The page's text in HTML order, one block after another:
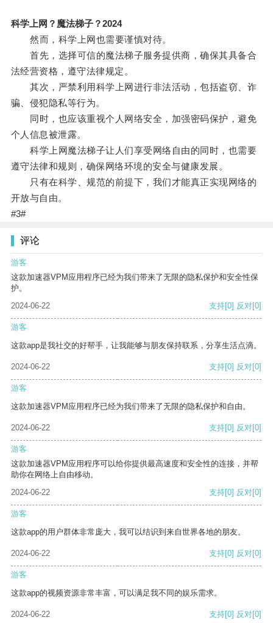
科学上网？魔法梯子？2024
然而，科学上网也需要谨慎对待。
首先，选择可信的魔法梯子服务提供商，确保其具备合
法经营资格，遵守法律规定。
其次，严禁利用科学上网进行非法活动，包括盗窃、诈
骗、侵犯隐私等行为。
同时，也应该重视个人网络安全，加强密码保护，避免
个人信息被泄露。
科学上网魔法梯子让人们享受网络自由的同时，也需要
遵守法律和规则，确保网络环境的安全与健康发展。
只有在科学、规范的前提下，我们才能真正实现网络的
开放与自由。
#3#
评论
游客
这款加速器VPM应用程序已经为我们带来了无限的隐私保护和安全性保
护。
2024-06-22
支持[0] 反对[0]
游客
这款app是我社交的好帮手，让我能够与朋友保持联系，分享生活点滴。
2024-06-22 支持[0] 反对[0]
游客
这款加速器VPM应用程序已经为我们带来了无限的隐私保护和自由。
2024-06-22 支持[0] 反对[0]
游客
这款加速器VPM应用程序可以给你提供最高速度和安全性的连接，并帮
助你在网络上自由移动。
2024-06-22
支持[0] 反对[0]
游客
这款app的用户群体非常庞大，我可以结识到来自世界各地的朋友。
2024-06-22 支持[0] 反对[0]
游客
这款app的视频资源非常丰富，可以满足我不同的娱乐需求。
2024-06-22 支持[0] 反对[0]